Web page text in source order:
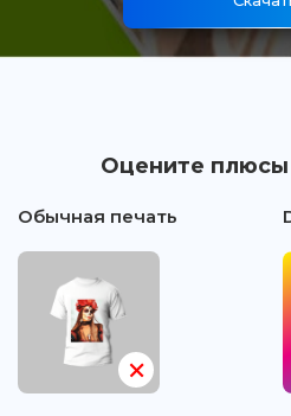
Оцените плюсы
Обычная печать